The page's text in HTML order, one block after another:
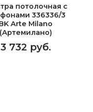
потолочная с
336336/3
Arte Milano
(Артемилано)
3 732 руб.